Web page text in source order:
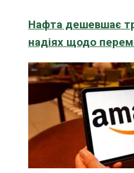
Нафта дешевшає
надіях щодо